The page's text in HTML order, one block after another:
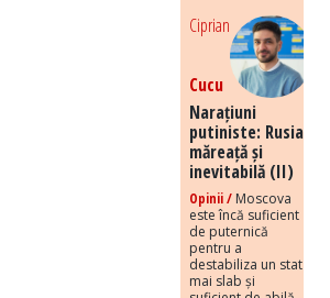
Ciprian
Cucu
Narațiuni
putiniste: Rusia
măreață și
inevitabilă (II)
Opinii / Moscova
este încă suficient
de puternică
pentru a
destabiliza un stat
mai slab și